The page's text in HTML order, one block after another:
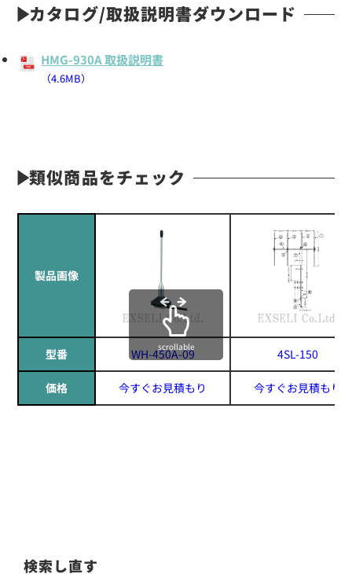
カタログ/取扱説明書ダウンロード
HMG-930A 取扱説明書
（4.6MB）
類似商品をチェック
製品画像
型番 WH-450A-09 4SL-150
価格 今すぐお見積もり 今すぐお見積もり
scrollable
検索し直す